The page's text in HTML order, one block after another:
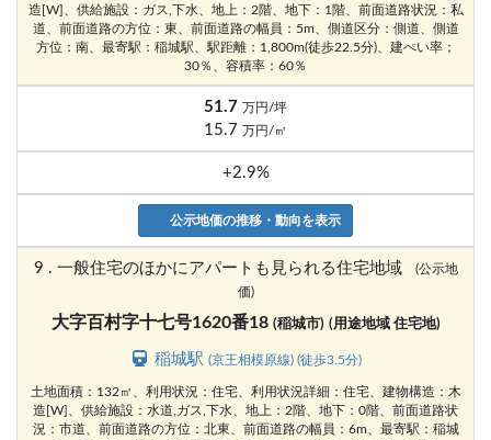
造[W]、供給施設：ガス,下水、地上：2階、地下：1階、前面道路状況：私
道、前面道路の方位：東、前面道路の幅員：5m、側道区分：側道、側道
方位：南、最寄駅：稲城駅、駅距離：1,800m(徒歩22.5分)、建ぺい率；
30％、容積率：60％
51.7 万円/坪
15.7 万円/㎡
+2.9%
公示地価の推移・動向を表示
9 . 一般住宅のほかにアパートも見られる住宅地域
(公示地
価)
大字百村字十七号1620番18 (稲城市) (用途地域 住宅地)
稲城駅(京王相模原線) (徒歩3.5分)
土地面積：132㎡、利用状況：住宅、利用状況詳細：住宅、建物構造：木
造[W]、供給施設：水道,ガス,下水、地上：2階、地下：0階、前面道路状
況：市道、前面道路の方位：北東、前面道路の幅員：6m、最寄駅：稲城